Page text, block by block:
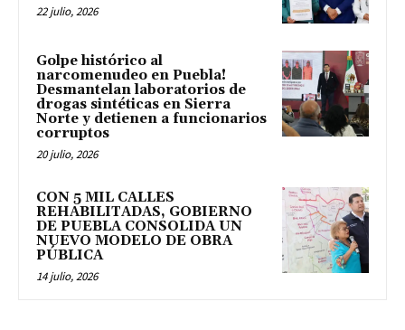
22 julio, 2026
Golpe histórico al
narcomenudeo en Puebla!
Desmantelan laboratorios de
drogas sintéticas en Sierra
Norte y detienen a funcionarios
corruptos
20 julio, 2026
CON 5 MIL CALLES
REHABILITADAS, GOBIERNO
DE PUEBLA CONSOLIDA UN
NUEVO MODELO DE OBRA
PÚBLICA
14 julio, 2026